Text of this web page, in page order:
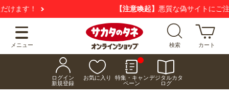
【注意喚起】 悪質な偽サイトにご注意ください
メニュー 検索 カート
ログイン
新規登録
お気に入り
特集・キャン
ペーン
デジタルカタ
ログ